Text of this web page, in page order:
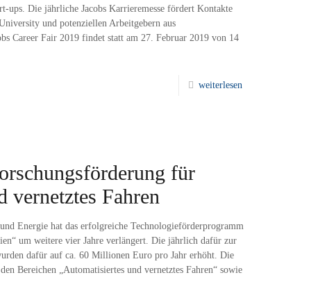
ups. Die jährliche Jacobs Karrieremesse fördert Kontakte
und potenziellen Arbeitgebern aus
Career Fair 2019 findet statt am 27. Februar 2019 von 14
weiterlesen
für
vernetztes Fahren
Energie hat das erfolgreiche Technologieförderprogramm
um weitere vier Jahre verlängert. Die jährlich dafür zur
dafür auf ca. 60 Millionen Euro pro Jahr erhöht. Die
Bereichen „Automatisiertes und vernetztes Fahren“ sowie